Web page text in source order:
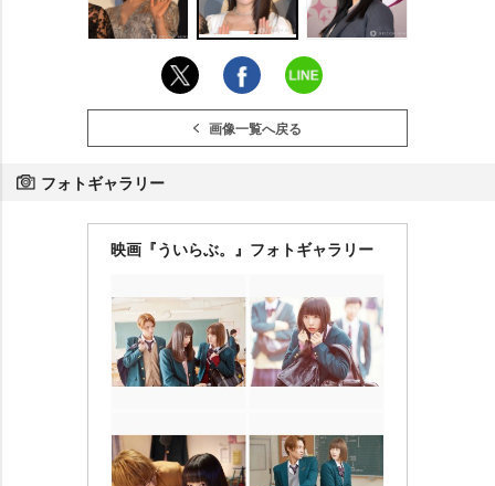
画像一覧へ戻る
フォトギャラリー
映画『ういらぶ。』フォトギャラリー